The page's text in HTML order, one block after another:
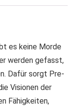
es keine Morde
werden gefasst,
Dafür sorgt Pre-
Visionen der
Fähigkeiten,